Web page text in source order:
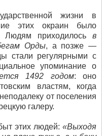
жизни в
этих окраин было
Людям приходилось в
Орды, а позже —
стали регулярными с
упоминание о
1492 годом: оно
властям, когда
от поселения
галеру.
этих людей: «Выходя